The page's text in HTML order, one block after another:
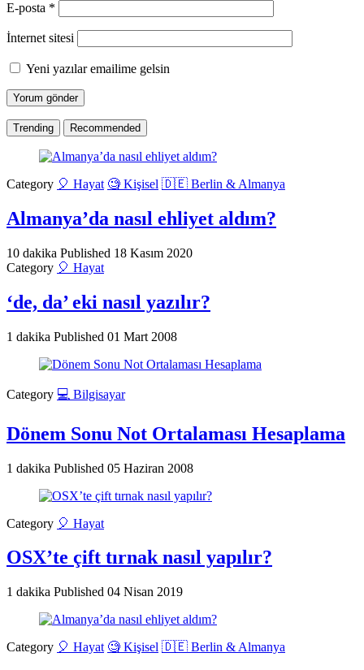
E-posta *
İnternet sitesi
Yeni yazılar emailime gelsin
Trending Recommended
Category 🎈 Hayat 🧐 Kişisel 🇩🇪 Berlin & Almanya
Almanya’da nasıl ehliyet aldım?
10 dakika Published 18 Kasım 2020
Category 🎈 Hayat
‘de, da’ eki nasıl yazılır?
1 dakika Published 01 Mart 2008
Category 💻 Bilgisayar
Dönem Sonu Not Ortalaması Hesaplama
1 dakika Published 05 Haziran 2008
Category 🎈 Hayat
OSX’te çift tırnak nasıl yapılır?
1 dakika Published 04 Nisan 2019
Category 🎈 Hayat 🧐 Kişisel 🇩🇪 Berlin & Almanya